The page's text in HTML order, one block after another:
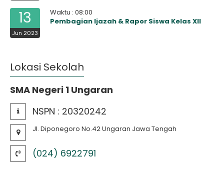
13
Jun 2023
Waktu : 08:00
Pembagian Ijazah & Rapor Siswa Kelas XII
Lokasi Sekolah
SMA Negeri 1 Ungaran
NSPN : 20320242
Jl. Diponegoro No.42 Ungaran Jawa Tengah
(024) 6922791